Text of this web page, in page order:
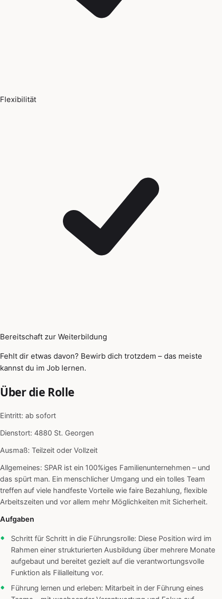
Flexibilität
Bereitschaft zur Weiterbildung
Fehlt dir etwas davon? Bewirb dich trotzdem – das meiste
kannst du im Job lernen.
Über die Rolle
Eintritt: ab sofort
Dienstort: 4880 St. Georgen
Ausmaß: Teilzeit oder Vollzeit
Allgemeines: SPAR ist ein 100%iges Familienunternehmen – und
das spürt man. Ein menschlicher Umgang und ein tolles Team
treffen auf viele handfeste Vorteile wie faire Bezahlung, flexible
Arbeitszeiten und vor allem mehr Möglichkeiten mit Sicherheit.
Aufgaben
Schritt für Schritt in die Führungsrolle: Diese Position wird im
Rahmen einer strukturierten Ausbildung über mehrere Monate
aufgebaut und bereitet gezielt auf die verantwortungsvolle
Funktion als Filialleitung vor.
Führung lernen und erleben: Mitarbeit in der Führung eines